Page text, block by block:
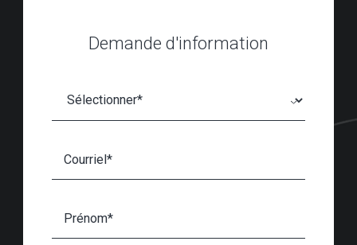
Demande d'information